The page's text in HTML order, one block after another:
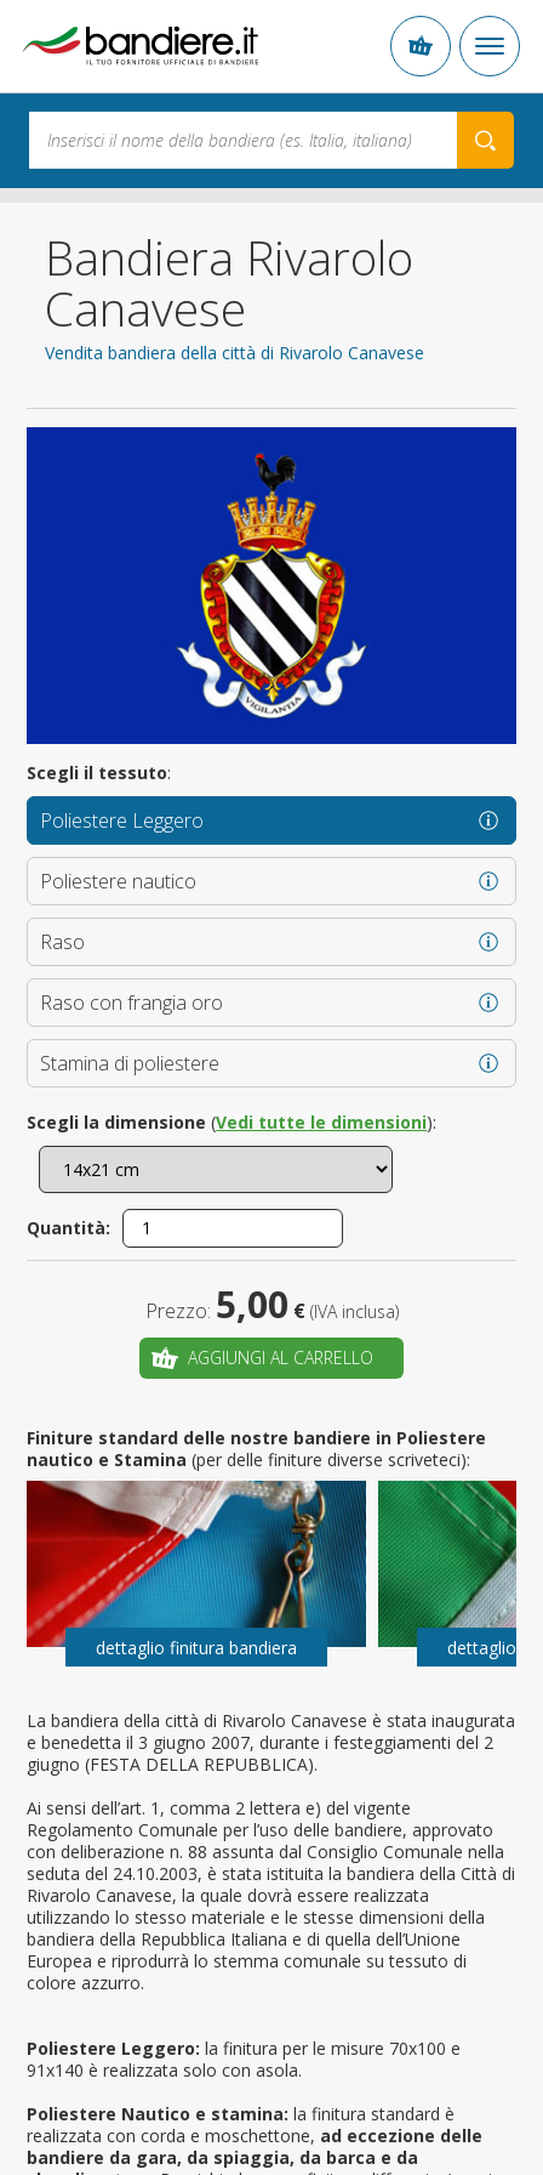
Bandiera Rivarolo
Canavese
Vendita bandiera della città di Rivarolo Canavese
La bandiera della città di Rivarolo Canavese è stata inaugurata
e benedetta il 3 giugno 2007, durante i festeggiamenti del 2
giugno (FESTA DELLA REPUBBLICA).
Ai sensi dell’art. 1, comma 2 lettera e) del vigente
Regolamento Comunale per l’uso delle bandiere, approvato
con deliberazione n. 88 assunta dal Consiglio Comunale nella
seduta del 24.10.2003, è stata istituita la bandiera della Città di
Rivarolo Canavese, la quale dovrà essere realizzata
utilizzando lo stesso materiale e le stesse dimensioni della
bandiera della Repubblica Italiana e di quella dell’Unione
Europea e riprodurrà lo stemma comunale su tessuto di
colore azzurro.
Poliestere Leggero: la finitura per le misure 70x100 e
91x140 è realizzata solo con asola.
Poliestere Nautico e stamina: la finitura standard è
realizzata con corda e moschettone, ad eccezione delle
bandiere da gara, da spiaggia, da barca e da
Scegli il tessuto:
Poliestere Leggero
Poliestere nautico
Raso
Raso con frangia oro
Stamina di poliestere
Scegli la dimensione (Vedi tutte le dimensioni):
Quantità:
Prezzo: 5,00 € (IVA inclusa)
AGGIUNGI AL CARRELLO
Finiture standard delle nostre bandiere in Poliestere
nautico e Stamina(per delle finiture diverse scriveteci):
dettaglio finitura bandiera dettaglio